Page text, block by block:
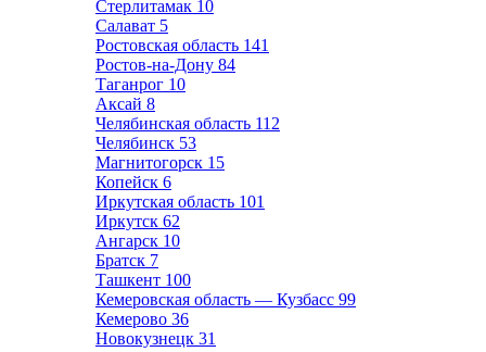
Стерлитамак 10
Салават 5
Ростовская область 141
Ростов-на-Дону 84
Таганрог 10
Аксай 8
Челябинская область 112
Челябинск 53
Магнитогорск 15
Копейск 6
Иркутская область 101
Иркутск 62
Ангарск 10
Братск 7
Ташкент 100
Кемеровская область — Кузбасс 99
Кемерово 36
Новокузнецк 31